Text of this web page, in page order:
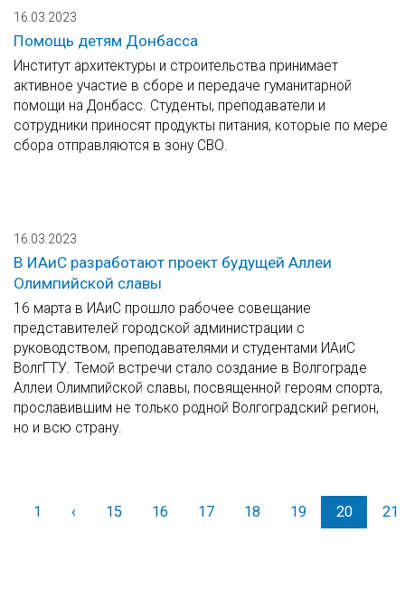
16.03.2023
Помощь детям Донбасса
Институт архитектуры и строительства принимает
активное участие в сборе и передаче гуманитарной
помощи на Донбасс. Студенты, преподаватели и
сотрудники приносят продукты питания, которые по мере
сбора отправляются в зону СВО.
16.03.2023
В ИАиС разработают проект будущей Аллеи
Олимпийской славы
16 марта в ИАиС прошло рабочее совещание
представителей городской администрации с
руководством, преподавателями и студентами ИАиС
ВолгГТУ. Темой встречи стало создание в Волгограде
Аллеи Олимпийской славы, посвященной героям спорта,
прославившим не только родной Волгоградский регион,
но и всю страну.
1 ‹Назад
15 16 17 18 19 20 21